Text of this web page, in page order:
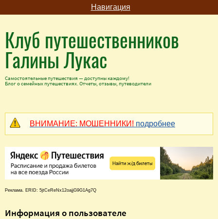
Навигация
Клуб путешественников
Галины Лукас
Самостоятельные путешествия — доступны каждому!
Блог о семейных путешествиях. Отчеты, отзывы, путеводители
ВНИМАНИЕ: МОШЕННИКИ! подробнее
Реклама. ERID: 5jtCeReNx12oajjG9G1Ag7Q
Информация о пользователе